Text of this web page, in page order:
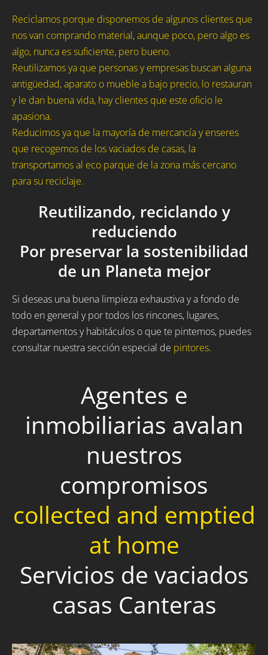
Reciclamos porque disponemos de algunos clientes que
nos van comprando material, aunque poco, pero algo es
algo, nunca es suficiente, pero bueno.
Reutilizamos ya que personas y empresas buscan alguna
antigüedad, aparato o mueble a bajo precio, lo restauran
y le dan buena vida, hay clientes que este oficio le
apasiona.
Reducimos ya que la mayoría de mercancía y enseres
que recogemos de los vaciados de casas, la
transportamos al eco parque de la zona más cercano
para su reciclaje.
Reutilizando, reciclando y
reduciendo
Por preservar la sostenibilidad
de un Planeta mejor
Si deseas una buena limpieza exhaustiva y a fondo de
todo en general y por todos los rincones, lugares,
departamentos y habitáculos o que te pintemos, puedes
consultar nuestra sección especial de pintores.
Agentes e
inmobiliarias avalan
nuestros
compromisos
collected and emptied
at home
Servicios de vaciados
casas Canteras